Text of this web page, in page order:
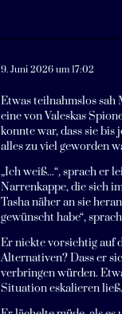
9. Juni 2026 um 17:02
Etwas teilnahmslos sah
eine von Valeskas
konnte war, dass sie
alles zu viel geworden
„Ich weiß...“, sprach er
Narrenkappe, die sich
Tasha näher an sie
gewünscht habe“,
Er nickte vorsichtig auf
Alternativen? Dass er
verbringen würden.
Situation eskalieren